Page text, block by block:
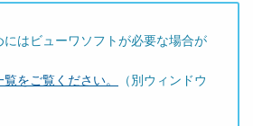
はビューワソフトが必要な場合が
をご覧ください。
（別ウィンドウ